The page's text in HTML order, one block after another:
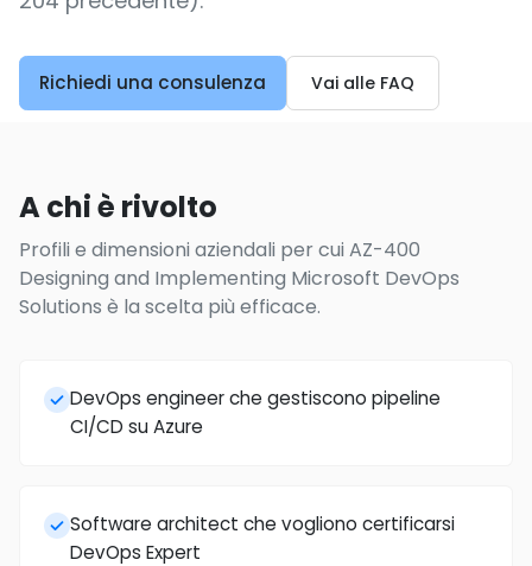
Richiedi una consulenza Vai alle FAQ
A chi è rivolto
Profili e dimensioni aziendali per cui AZ-400
Designing and Implementing Microsoft DevOps
Solutions è la scelta più efficace.
DevOps engineer che gestiscono pipeline
CI/CD su Azure
Software architect che vogliono certificarsi
DevOps Expert